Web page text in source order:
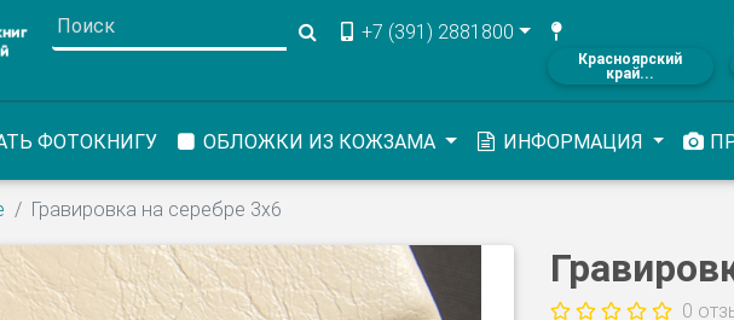
+7 (391) 2881800
Красноярский
край...
ФОТОКНИГУ ОБЛОЖКИ ИЗ КОЖЗАМА ИНФОРМАЦИЯ
Гравировка на серебре 3х6
0